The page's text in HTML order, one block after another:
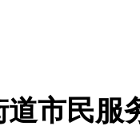
市民服